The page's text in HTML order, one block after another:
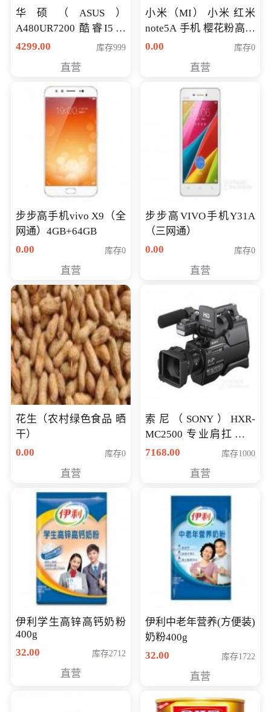
华硕（ASUS）
A480UR7200 酷睿I5超
薄学生办公游戏独显笔
NV930-2G独
4299.00 库存999
直营
小米（MI） 小米 红米
note5A 手机 樱花粉高配
版 全网通(3G+32G)
0.00 库存0
直营
步步高手机vivo X9（全
网通）4GB+64GB
0.00
库存0
直营
步步高VIVO手机Y31A
（三网通）
0.00
库存0
直营
花生（农村绿色食品 晒
干）
0.00
库存0
直营
索尼（SONY）HXR-
MC2500 专业肩扛式存
储卡全高清摄录一体机
清入门级摄像机
7168.00 库存1000
直营
伊利学生高锌高钙奶粉
400g
32.00
库存2712
直营
伊利中老年营养(方便装)
奶粉400g
32.00
库存1722
直营